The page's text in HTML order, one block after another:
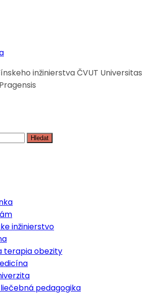
inžinierstva ČVUT Universitas
inžinierstvo
terapia obezity
pedagogika